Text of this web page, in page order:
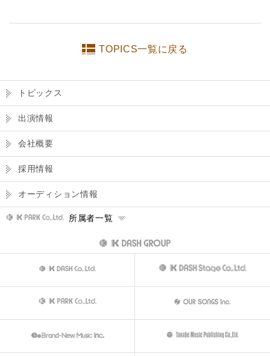
TOPICS一覧に戻る
トピックス
出演情報
会社概要
採用情報
オーディション情報
所属者一覧